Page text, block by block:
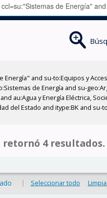
and su-to:Equipos y
de Energía and su-
au:Agua y Energía Eléctrica,
del Estado and itype:BK and
retornó 4 resultados.
| Seleccionar todo